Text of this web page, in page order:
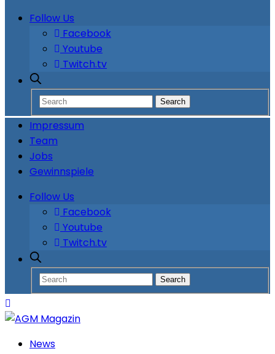
Follow Us
Facebook
Youtube
Twitch.tv
Impressum
Team
Jobs
Gewinnspiele
Follow Us
Facebook
Youtube
Twitch.tv
News